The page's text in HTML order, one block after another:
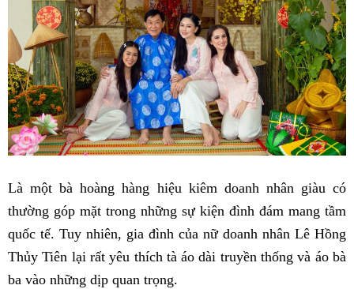
Là một bà hoàng hàng hiệu kiêm doanh nhân giàu có
thường góp mặt trong những sự kiện đình đám mang tầm
quốc tế. Tuy nhiên, gia đình của nữ doanh nhân Lê Hồng
Thủy Tiên lại rất yêu thích tà áo dài truyền thống và áo bà
ba vào những dịp quan trọng.